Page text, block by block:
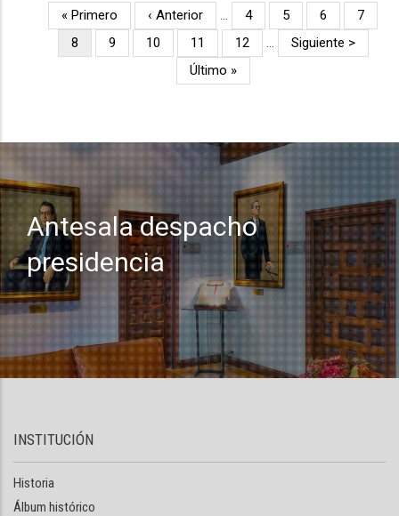
Paginación
Primera
página
« Primero
Página
anterior
‹ Anterior Página
4 Página
5 Página
6 Página
7
Página
actual
8 Página
9 Página
10 Página
11 Página
12
Siguiente
página
Siguiente >
Última
página
Último »
Antesala despacho
presidencia
INSTITUCIÓN
Historia
Álbum histórico